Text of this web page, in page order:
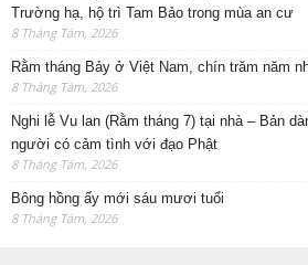
Trường hạ, hộ trì Tam Bảo trong mùa an cư
8 Tháng Tám, 2026
Rằm tháng Bảy ở Việt Nam, chín trăm năm
8 Tháng Tám, 2026
Nghi lễ Vu lan (Rằm tháng 7) tại nhà – Bản
người có cảm tình với đạo Phật
8 Tháng Tám, 2026
Bông hồng ấy mới sáu mươi tuổi
8 Tháng Tám, 2026